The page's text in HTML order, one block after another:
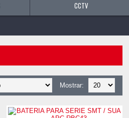
CCTV
Mostrar: